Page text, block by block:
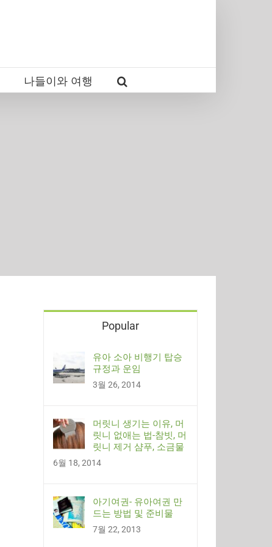
나들이와 여행
Popular
유아 소아 비행기 탑승
규정과 운임
3월 26, 2014
머릿니 생기는 이유, 머
릿니 없애는 법-참빗, 머
릿니 제거 샴푸, 소금물
6월 18, 2014
아기여권- 유아여권 만
드는 방법 및 준비물
7월 22, 2013